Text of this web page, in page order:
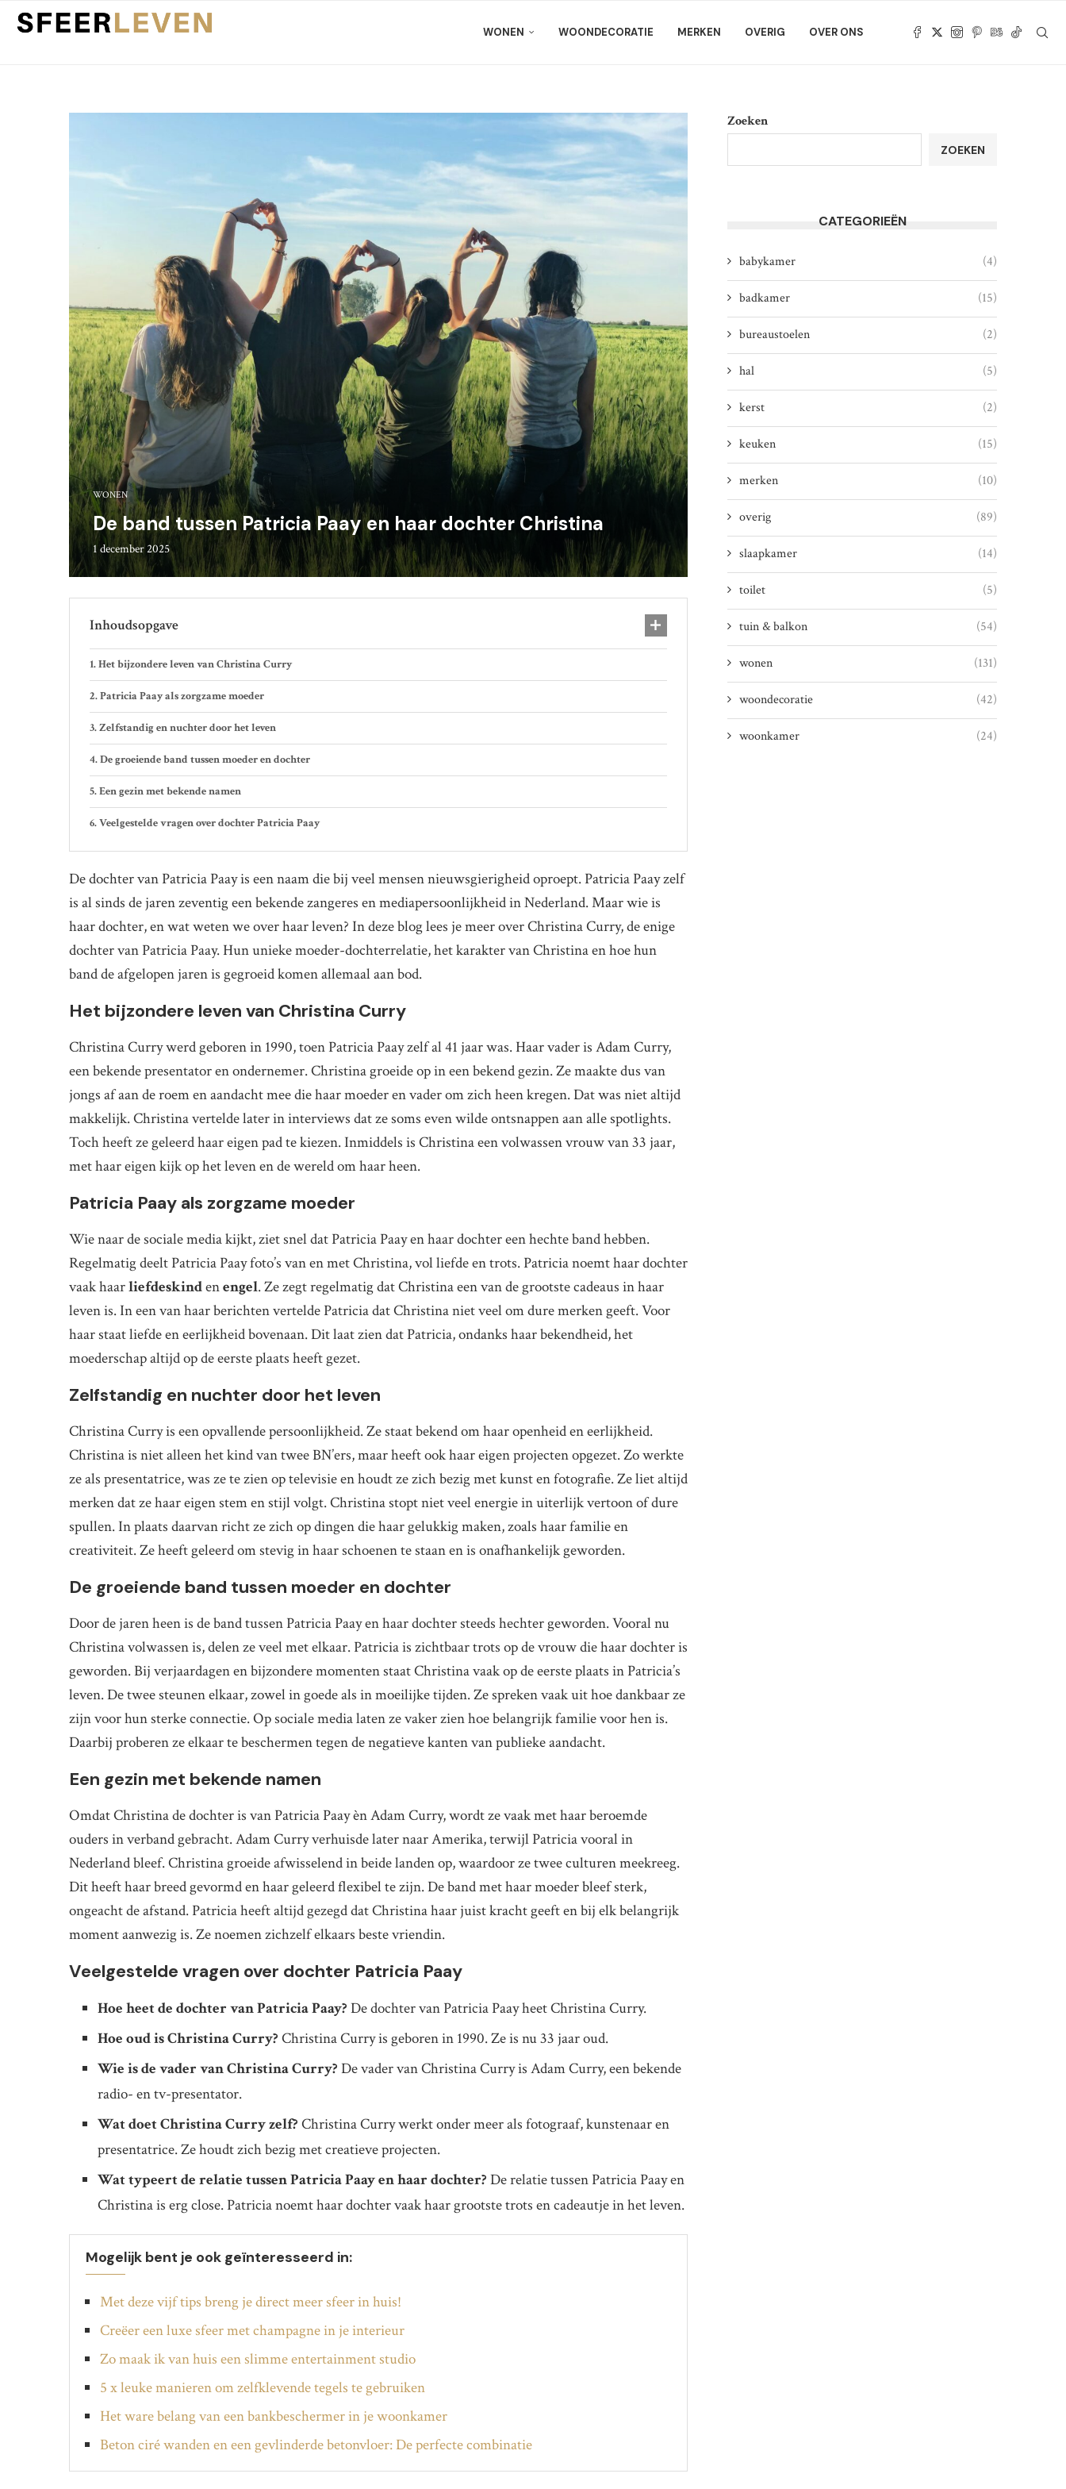
WONEN WOONDECORATIE MERKEN OVERIG OVER ONS
WONEN
De band tussen Patricia Paay en haar dochter Christina
1 december 2025
Inhoudsopgave
Het bijzondere leven van Christina Curry
Patricia Paay als zorgzame moeder
Zelfstandig en nuchter door het leven
De groeiende band tussen moeder en dochter
Een gezin met bekende namen
Veelgestelde vragen over dochter Patricia Paay
De dochter van Patricia Paay is een naam die bij veel mensen nieuwsgierigheid oproept. Patricia Paay zelf
is al sinds de jaren zeventig een bekende zangeres en mediapersoonlijkheid in Nederland. Maar wie is
haar dochter, en wat weten we over haar leven? In deze blog lees je meer over Christina Curry, de enige
dochter van Patricia Paay. Hun unieke moeder-dochterrelatie, het karakter van Christina en hoe hun
band de afgelopen jaren is gegroeid komen allemaal aan bod.
Het bijzondere leven van Christina Curry
Christina Curry werd geboren in 1990, toen Patricia Paay zelf al 41 jaar was. Haar vader is Adam Curry,
een bekende presentator en ondernemer. Christina groeide op in een bekend gezin. Ze maakte dus van
jongs af aan de roem en aandacht mee die haar moeder en vader om zich heen kregen. Dat was niet altijd
makkelijk. Christina vertelde later in interviews dat ze soms even wilde ontsnappen aan alle spotlights.
Toch heeft ze geleerd haar eigen pad te kiezen. Inmiddels is Christina een volwassen vrouw van 33 jaar,
met haar eigen kijk op het leven en de wereld om haar heen.
Patricia Paay als zorgzame moeder
Wie naar de sociale media kijkt, ziet snel dat Patricia Paay en haar dochter een hechte band hebben.
Regelmatig deelt Patricia Paay foto’s van en met Christina, vol liefde en trots. Patricia noemt haar dochter
vaak haarliefdeskindenengel. Ze zegt regelmatig dat Christina een van de grootste cadeaus in haar
leven is. In een van haar berichten vertelde Patricia dat Christina niet veel om dure merken geeft. Voor
haar staat liefde en eerlijkheid bovenaan. Dit laat zien dat Patricia, ondanks haar bekendheid, het
moederschap altijd op de eerste plaats heeft gezet.
Zelfstandig en nuchter door het leven
Christina Curry is een opvallende persoonlijkheid. Ze staat bekend om haar openheid en eerlijkheid.
Christina is niet alleen het kind van twee BN’ers, maar heeft ook haar eigen projecten opgezet. Zo werkte
ze als presentatrice, was ze te zien op televisie en houdt ze zich bezig met kunst en fotografie. Ze liet altijd
merken dat ze haar eigen stem en stijl volgt. Christina stopt niet veel energie in uiterlijk vertoon of dure
spullen. In plaats daarvan richt ze zich op dingen die haar gelukkig maken, zoals haar familie en
creativiteit. Ze heeft geleerd om stevig in haar schoenen te staan en is onafhankelijk geworden.
De groeiende band tussen moeder en dochter
Door de jaren heen is de band tussen Patricia Paay en haar dochter steeds hechter geworden. Vooral nu
Christina volwassen is, delen ze veel met elkaar. Patricia is zichtbaar trots op de vrouw die haar dochter is
geworden. Bij verjaardagen en bijzondere momenten staat Christina vaak op de eerste plaats in Patricia’s
leven. De twee steunen elkaar, zowel in goede als in moeilijke tijden. Ze spreken vaak uit hoe dankbaar ze
zijn voor hun sterke connectie. Op sociale media laten ze vaker zien hoe belangrijk familie voor hen is.
Daarbij proberen ze elkaar te beschermen tegen de negatieve kanten van publieke aandacht.
Een gezin met bekende namen
Omdat Christina de dochter is van Patricia Paay èn Adam Curry, wordt ze vaak met haar beroemde
ouders in verband gebracht. Adam Curry verhuisde later naar Amerika, terwijl Patricia vooral in
Nederland bleef. Christina groeide afwisselend in beide landen op, waardoor ze twee culturen meekreeg.
Dit heeft haar breed gevormd en haar geleerd flexibel te zijn. De band met haar moeder bleef sterk,
ongeacht de afstand. Patricia heeft altijd gezegd dat Christina haar juist kracht geeft en bij elk belangrijk
moment aanwezig is. Ze noemen zichzelf elkaars beste vriendin.
Veelgestelde vragen over dochter Patricia Paay
Hoe heet de dochter van Patricia Paay? De dochter van Patricia Paay heet Christina Curry.
Hoe oud is Christina Curry? Christina Curry is geboren in 1990. Ze is nu 33 jaar oud.
Wie is de vader van Christina Curry? De vader van Christina Curry is Adam Curry, een bekende
radio- en tv-presentator.
Wat doet Christina Curry zelf? Christina Curry werkt onder meer als fotograaf, kunstenaar en
presentatrice. Ze houdt zich bezig met creatieve projecten.
Wat typeert de relatie tussen Patricia Paay en haar dochter? De relatie tussen Patricia Paay en
Christina is erg close. Patricia noemt haar dochter vaak haar grootste trots en cadeautje in het leven.
Mogelijk bent je ook geïnteresseerd in:
Met deze vijf tips breng je direct meer sfeer in huis!
Creëer een luxe sfeer met champagne in je interieur
Zo maak ik van huis een slimme entertainment studio
5 x leuke manieren om zelfklevende tegels te gebruiken
Het ware belang van een bankbeschermer in je woonkamer
Beton ciré wanden en een gevlinderde betonvloer: De perfecte combinatie
Zoeken
ZOEKEN
CATEGORIEËN
babykamer (4)
badkamer (15)
bureaustoelen (2)
hal (5)
kerst (2)
keuken (15)
merken (10)
overig (89)
slaapkamer (14)
toilet (5)
tuin & balkon (54)
wonen (131)
woondecoratie (42)
woonkamer (24)